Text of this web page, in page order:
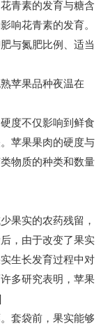
青素的发育与糖含
响花青素的发育。
与氮肥比例、适当
苹果品种夜温在
度不仅影响到鲜食
苹果果肉的硬度与
物质的种类和数量
果实的农药残留，
，由于改变了果实
生长发育过程中对
多研究表明，苹果
套袋前，果实能够